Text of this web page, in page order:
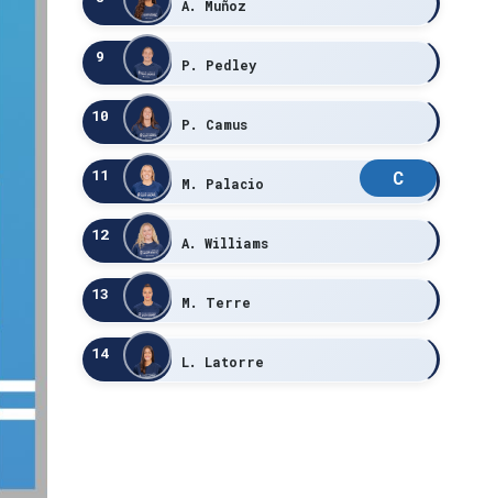
A. Muñoz
9 P. Pedley
10 P. Camus
11 M. Palacio C
12 A. Williams
13 M. Terre
14 L. Latorre